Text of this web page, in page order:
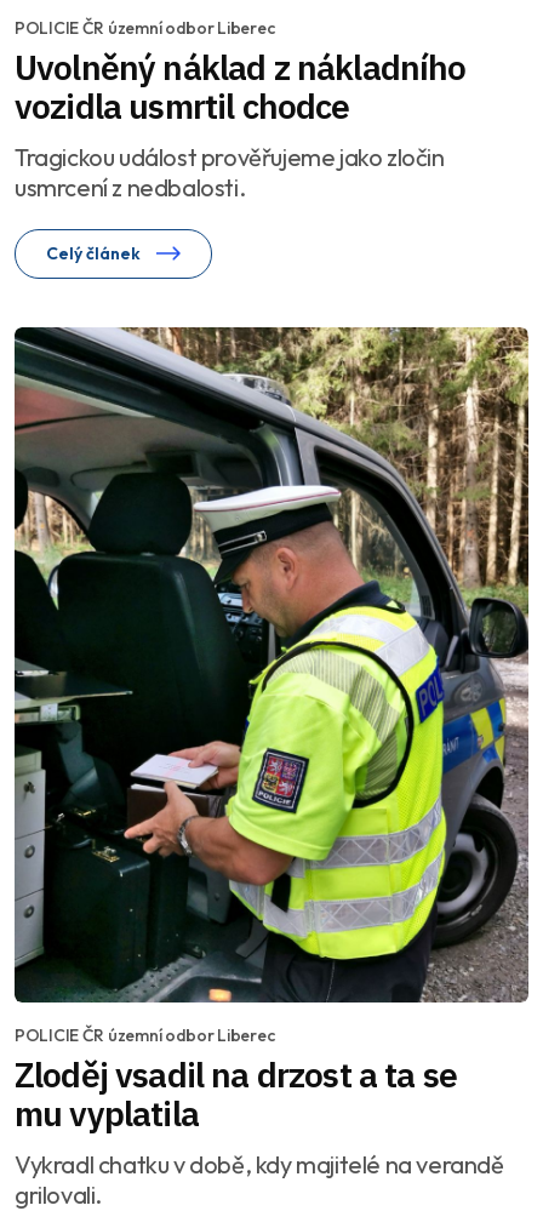
POLICIE ČR územní odbor Liberec
Uvolněný náklad z nákladního
vozidla usmrtil chodce
Tragickou událost prověřujeme jako zločin
usmrcení z nedbalosti.
Celý článek
POLICIE ČR územní odbor Liberec
Zloděj vsadil na drzost a ta se
mu vyplatila
Vykradl chatku v době, kdy majitelé na verandě
grilovali.